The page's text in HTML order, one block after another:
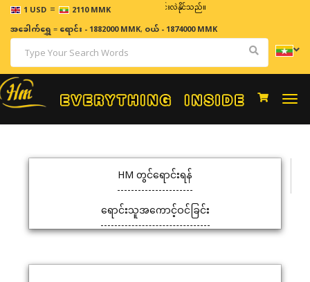
1 USD = 2110 MMK
ဈေးနှုန်းများသည် အချိန်နှင့် အမျှပြောင်းလဲနိုင်သည်။
အခေါက်ရွှေ=ရောင်း - 1882000 MMK, ဝယ် - 1874000 MMK
HM တွင်ရောင်းရန်
ရောင်းသူအကောင့်ဝင်ခြင်း